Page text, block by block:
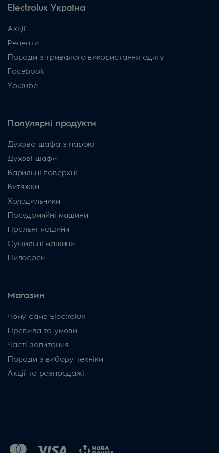
Electrolux Україна
Акції
Рецепти
Поради з тривалого використання одягу
Facebook
Youtube
Популярні продукти
Духова шафа з парою
Духові шафи
Варильні поверхні
Витяжки
Холодильники
Посудомийні машини
Пральні машини
Сушильні машини
Пилососи
Магазин
Чому саме Electrolux
Правила та умови
Часті запитання
Поради з вибору техніки
Акції та розпродажі